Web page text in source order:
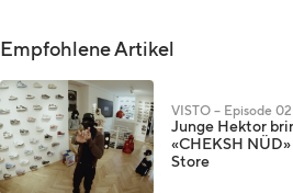
Empfohlene Artikel
VISTO – Episode 02
Junge Hektor
«CHEKSH
Store